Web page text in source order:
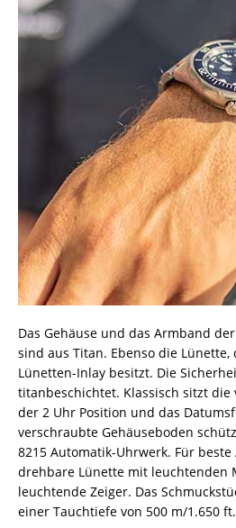
Das Gehäuse und das Armband
sind aus Titan. Ebenso die
Lünetten-Inlay besitzt. Die
titanbeschichtet. Klassisch sitzt
der 2 Uhr Position und das
verschraubte Gehäuseboden
8215 Automatik-Uhrwerk. Für
drehbare Lünette mit leuchtenden
leuchtende Zeiger. Das
einer Tauchtiefe von 500 m/1.650 ft.